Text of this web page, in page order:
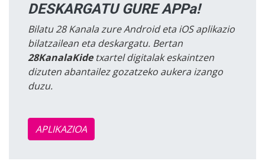
DESKARGATU GURE APPa!
Bilatu 28 Kanala zure Android eta iOS aplikazio
bilatzailean eta deskargatu. Bertan
28KanalaKidetxartel digitalak eskaintzen
dizuten abantailez gozatzeko aukera izango
duzu.
APLIKAZIOA